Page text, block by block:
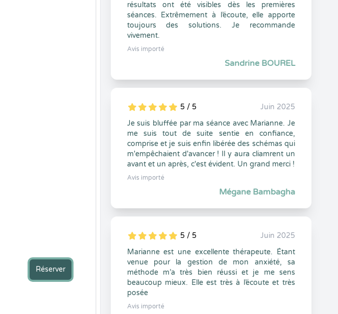
Réserver
résultats ont été visibles dès les premières
séances. Extrêmement à l’écoute, elle apporte
toujours des solutions. Je recommande
vivement.
Avis importé
Sandrine BOUREL
5
1
5
0 5 / 5
Juin 2025
Je suis bluffée par ma séance avec Marianne. Je
me suis tout de suite sentie en confiance,
comprise et je suis enfin libérée des schémas qui
m'empêchaient d'avancer ! Il y aura cliamrent un
avant et un après, c'est évident. Un grand merci !
Avis importé
Mégane Bambagha
5
1
5
0 5 / 5
Juin 2025
Marianne est une excellente thérapeute. Étant
venue pour la gestion de mon anxiété, sa
méthode m’a très bien réussi et je me sens
beaucoup mieux. Elle est très à l’écoute et très
posée
Avis importé